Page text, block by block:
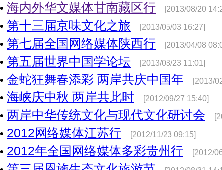
• 海内外华文媒体甘南藏区行 [2013/08/20
• 第十三届京味文化之旅 [2013/05/03 16:27]
• 第七届全国网络媒体陕西行 [2013/04/08
• 第五届世界中国学论坛 [2013/03/23 11:01]
• 金蛇狂舞春添彩 两岸共庆中国年 [2013/
• 海峡庆中秋 两岸共此时 [2012/09/27 15:40]
• 两岸中华传统文化与现代文化研讨会
• 2012网络媒体江苏行 [2012/11/23 09:15]
• 2012年全国网络媒体多彩贵州行 [2012/